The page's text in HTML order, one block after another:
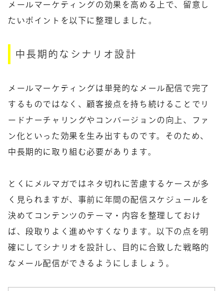
メールマーケティングの効果を高める上で、留意し
たいポイントを以下に整理しました。
中長期的なシナリオ設計
メールマーケティングは単発的なメール配信で完了
するものではなく、顧客接点を持ち続けることでリ
ードナーチャリングやコンバージョンの向上、ファ
ン化といった効果を生み出すものです。そのため、
中長期的に取り組む必要があります。
とくにメルマガではネタ切れに苦慮するケースが多
く見られますが、事前に年間の配信スケジュールを
決めてコンテンツのテーマ・内容を整理しておけ
ば、段取りよく進めやすくなります。以下の点を明
確にしてシナリオを設計し、目的に合致した戦略的
なメール配信ができるようにしましょう。